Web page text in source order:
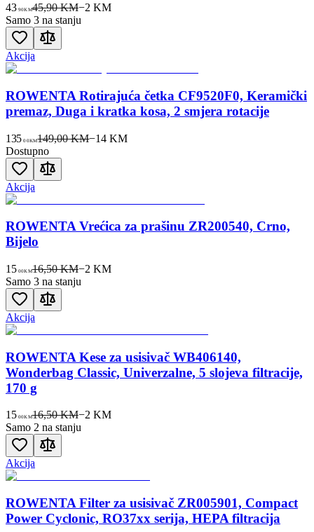
43 90KM45,90 KM−2 KM
Samo 3 na stanju
Akcija
ROWENTA Rotirajuća četka CF9520F0, Keramički
premaz, Duga i kratka kosa, 2 smjera rotacije
135 00KM149,00 KM−14 KM
Dostupno
Akcija
ROWENTA Vrećica za prašinu ZR200540, Crno,
Bijelo
15 00KM16,50 KM−2 KM
Samo 3 na stanju
Akcija
ROWENTA Kese za usisivač WB406140,
Wonderbag Classic, Univerzalne, 5 slojeva filtracije,
170 g
15 00KM16,50 KM−2KM
Samo 2 na stanju
Akcija
ROWENTA Filter za usisivač ZR005901, Compact
Power Cyclonic, RO37xx serija, HEPA filtracija